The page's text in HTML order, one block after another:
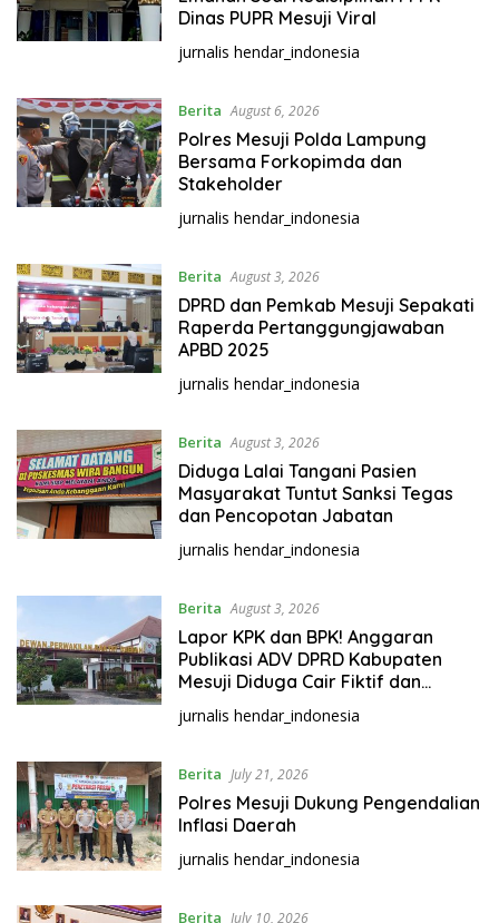
|
P
.
B
e
r
i
M
u
l
t
i
e
d
i
a
Dinas PUPR Mesuji Viral
jurnalis hendar_indonesia
Berita August 6, 2026
Polres Mesuji Polda Lampung
Bersama Forkopimda dan
Stakeholder
jurnalis hendar_indonesia
Berita August 3, 2026
DPRD dan Pemkab Mesuji Sepakati
Raperda Pertanggungjawaban
APBD 2025
jurnalis hendar_indonesia
Berita August 3, 2026
Diduga Lalai Tangani Pasien
Masyarakat Tuntut Sanksi Tegas
dan Pencopotan Jabatan
jurnalis hendar_indonesia
Berita August 3, 2026
Lapor KPK dan BPK! Anggaran
Publikasi ADV DPRD Kabupaten
Mesuji Diduga Cair Fiktif dan
jurnalis hendar_indonesia
Berita July 21, 2026
Polres Mesuji Dukung Pengendalian
Inflasi Daerah
jurnalis hendar_indonesia
Berita July 10, 2026